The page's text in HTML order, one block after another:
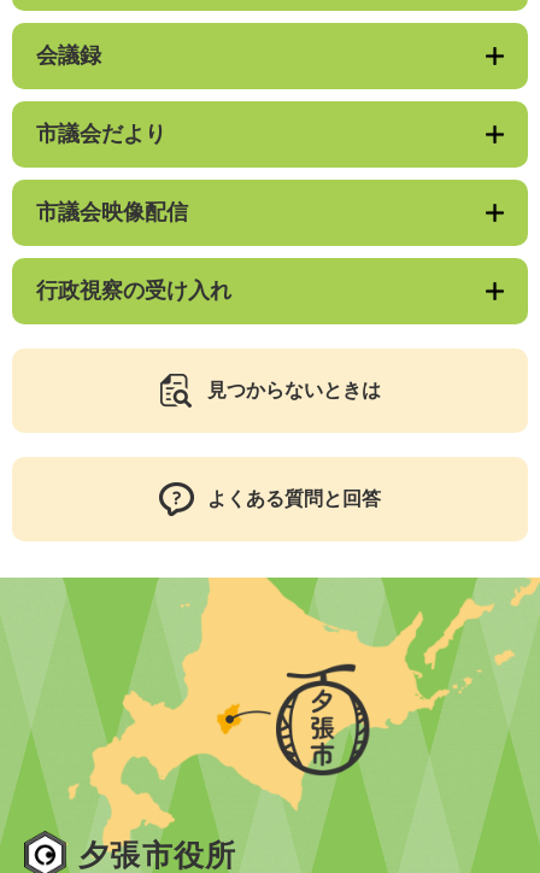
会議録
市議会だより
市議会映像配信
行政視察の受け入れ
見つからないときは
よくある質問と回答
夕張市役所